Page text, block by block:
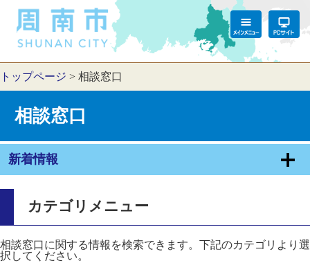
トップページ > 相談窓口
相談窓口
新着情報
カテゴリメニュー
相談窓口に関する情報を検索できます。下記のカテゴリより選
択してください。